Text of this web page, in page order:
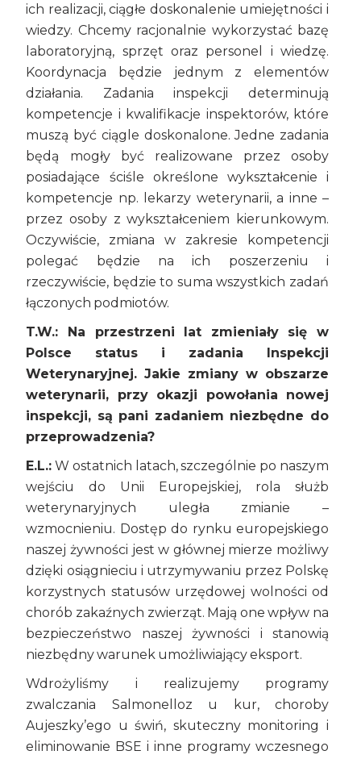
ich realizacji, ciągłe doskonalenie umiejętności i
wiedzy. Chcemy racjonalnie wykorzystać bazę
laboratoryjną, sprzęt oraz personel i wiedzę.
Koordynacja będzie jednym z elementów
działania. Zadania inspekcji determinują
kompetencje i kwalifikacje inspektorów, które
muszą być ciągle doskonalone. Jedne zadania
będą mogły być realizowane przez osoby
posiadające ściśle określone wykształcenie i
kompetencje np. lekarzy weterynarii, a inne –
przez osoby z wykształceniem kierunkowym.
Oczywiście, zmiana w zakresie kompetencji
polegać będzie na ich poszerzeniu i
rzeczywiście, będzie to suma wszystkich zadań
łączonych podmiotów.
T.W.: Na przestrzeni lat zmieniały się w
Polsce status i zadania Inspekcji
Weterynaryjnej. Jakie zmiany w obszarze
weterynarii, przy okazji powołania nowej
inspekcji, są pani zadaniem niezbędne do
przeprowadzenia?
E.L.: W ostatnich latach, szczególnie po naszym
wejściu do Unii Europejskiej, rola służb
weterynaryjnych uległa zmianie –
wzmocnieniu. Dostęp do rynku europejskiego
naszej żywności jest w głównej mierze możliwy
dzięki osiągnieciu i utrzymywaniu przez Polskę
korzystnych statusów urzędowej wolności od
chorób zakaźnych zwierząt. Mają one wpływ na
bezpieczeństwo naszej żywności i stanowią
niezbędny warunek umożliwiający eksport.
Wdrożyliśmy i realizujemy programy
zwalczania Salmonelloz u kur, choroby
Aujeszky’ego u świń, skuteczny monitoring i
eliminowanie BSE i inne programy wczesnego